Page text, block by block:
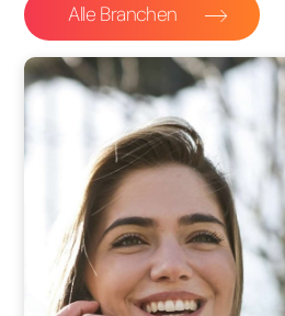
Alle Branchen